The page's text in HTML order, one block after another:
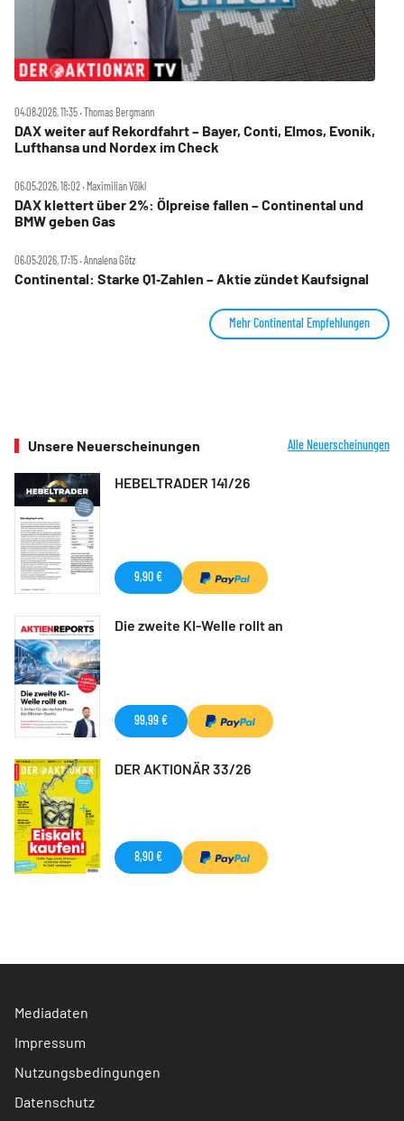
04.08.2026, 11:35 ‧ Thomas Bergmann
DAX weiter auf Rekordfahrt – Bayer, Conti, Elmos, Evonik,
Lufthansa und Nordex im Check
06.05.2026, 18:02 ‧ Maximilian Völkl
DAX klettert über 2%: Ölpreise fallen – Continental und
BMW geben Gas
06.05.2026, 17:15 ‧ Annalena Götz
Continental: Starke Q1‑Zahlen – Aktie zündet Kaufsignal
Mehr Continental Empfehlungen
Unsere Neuerscheinungen Alle Neuerscheinungen
HEBELTRADER 141/26
9,90 €
Die zweite KI-Welle rollt an
99,99 €
DER AKTIONÄR 33/26
8,90 €
Mediadaten
Impressum
Nutzungsbedingungen
Datenschutz